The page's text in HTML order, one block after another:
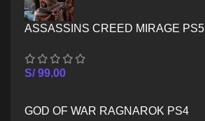
ASSASSINS CREED MIRAGE PS5
S/99.00
GOD OF WAR RAGNAROK PS4